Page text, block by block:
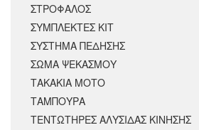
ΣΤΡΟΦΑΛΟΣ
ΣΥΜΠΛΕΚΤΕΣ ΚΙΤ
ΣΥΣΤΗΜΑ ΠΕΔΗΣΗΣ
ΣΩΜΑ ΨΕΚΑΣΜΟΥ
ΤΑΚΑΚΙΑ ΜΟΤΟ
ΤΑΜΠΟΥΡΑ
ΤΕΝΤΩΤΗΡΕΣ ΑΛΥΣΙΔΑΣ ΚΙΝΗΣΗΣ